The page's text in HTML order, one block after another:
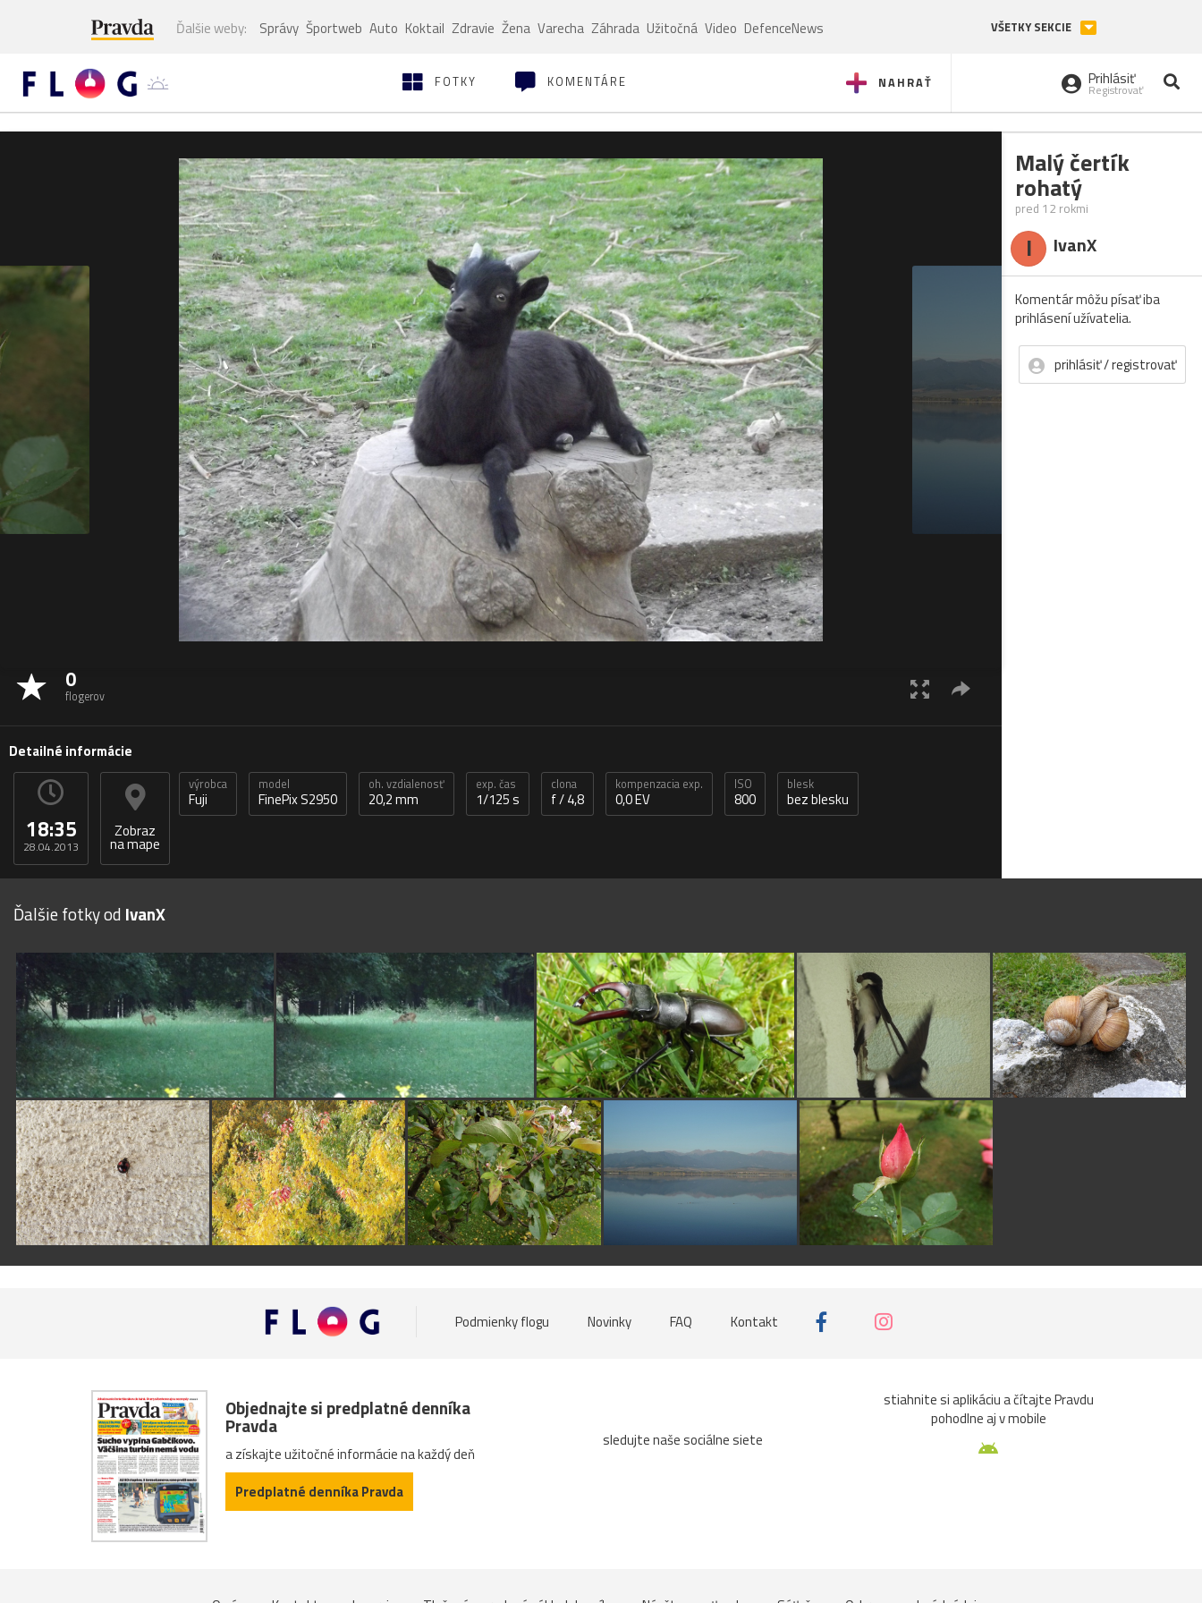
Ďalšie weby: Správy Športweb Auto Koktail Zdravie Žena Varecha Záhrada Užitočná Video DefenceNews VŠETKY SEKCIE
NAHRAŤ
FOTKY KOMENTÁRE Prihlásiť
Registrovať
0
flogerov
Detailné informácie
18:35
28.04.2013
Zobraz
na mape
výrobca
Fuji
model
FinePix S2950
oh. vzdialenosť
20,2 mm
exp. čas
1/125 s
clona
f / 4,8
kompenzacia exp.
0,0 EV
ISO
800
blesk
bez blesku
Malý čertík
rohatý
pred 12 rokmi
I IvanX
Komentár môžu písať iba
prihlásení užívatelia.
prihlásiť / registrovať
Ďalšie fotky od IvanX
Podmienky flogu Novinky FAQ Kontakt
Objednajte si predplatné denníka
Pravda
a získajte užitočné informácie na každý deň
Predplatné denníka Pravda
sledujte naše sociálne siete
stiahnite si aplikáciu a čítajte Pravdu
pohodlne aj v mobile